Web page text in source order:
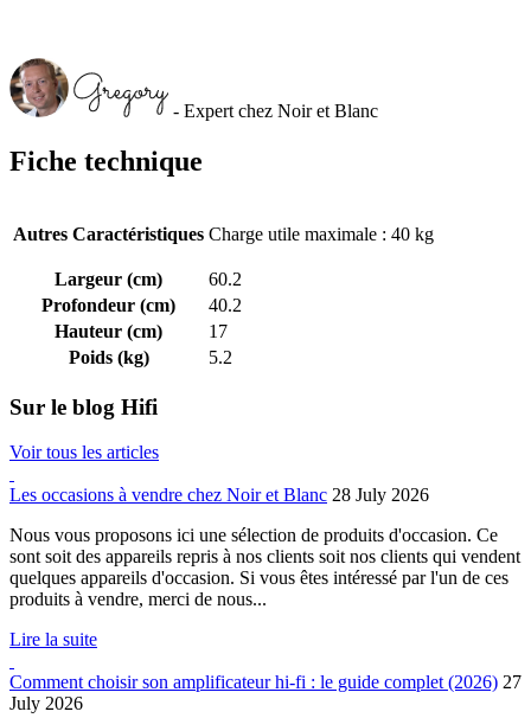
Fiche technique
Autres Caractéristiques Charge utile maximale : 40 kg
Largeur (cm)
60.2
Profondeur (cm)
40.2
Hauteur (cm)
17
Poids (kg)
5.2
- Expert chez Noir et Blanc
Sur le blog Hifi
Voir tous les articles
Les occasions à vendre chez Noir et Blanc 28 July 2026
Nous vous proposons ici une sélection de produits d'occasion. Ce
sont soit des appareils repris à nos clients soit nos clients qui vendent
quelques appareils d'occasion. Si vous êtes intéressé par l'un de ces
produits à vendre, merci de nous...
Lire la suite
Comment choisir son amplificateur hi-fi : le guide complet (2026) 27
July 2026